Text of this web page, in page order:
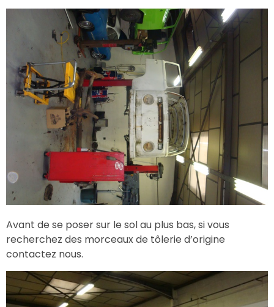
Avant de se poser sur le sol au plus bas, si vous
recherchez des morceaux de tôlerie d’origine
contactez nous.